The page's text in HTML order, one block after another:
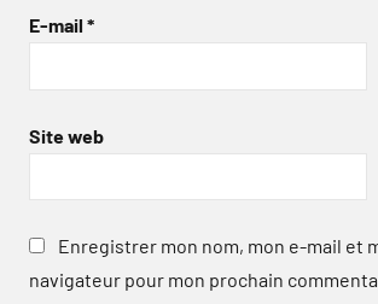
E-mail *
Site web
Enregistrer mon nom, mon e-mail et
navigateur pour mon prochain